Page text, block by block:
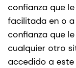
confianza que
facilitada en o
confianza que
cualquier otro
accedido a